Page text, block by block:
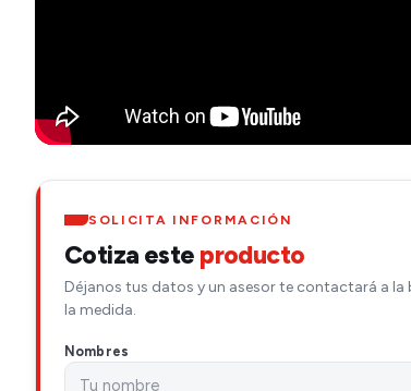
SOLICITA INFORMACIÓN
Cotiza este producto
Déjanos tus datos y un asesor te contactará a
la medida.
Nombres